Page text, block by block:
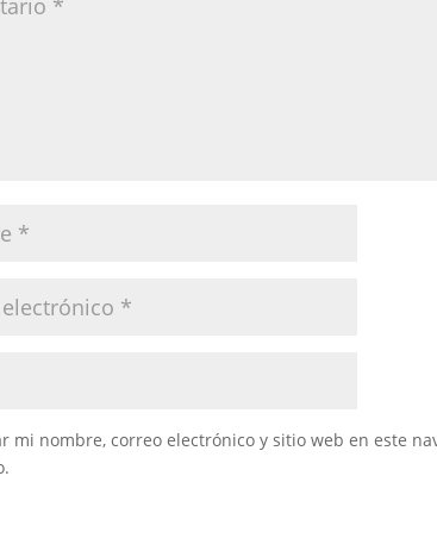
mi nombre, correo electrónico y sitio web en este